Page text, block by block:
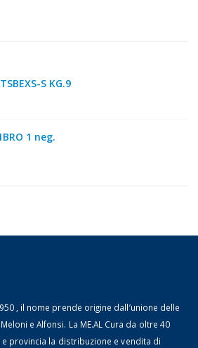
S KG.9
1 neg.
, il nome prende origine dall’unione delle
e Alfonsi. La ME.AL Cura da oltre 40
provincia la distribuzione e vendita di